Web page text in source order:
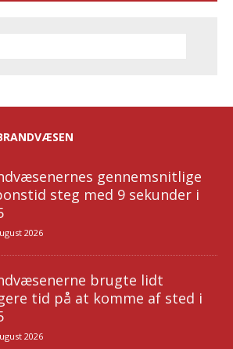
gennemsnitlige
steg med 9 sekunder i
2026
brugte lidt
tid på at komme af sted i
2026